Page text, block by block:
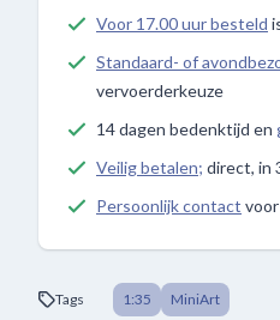
Voor 17.00 uur besteld
Standaard- of
vervoerderkeuze
14 dagen bedenktijd en
Veilig betalen; direct, in
Persoonlijk contact
Tags 1:35 MiniArt